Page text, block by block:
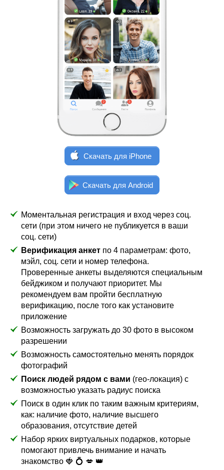
Скачать для iPhone
Скачать для Android
Моментальная регистрация и вход через соц.
сети (при этом ничего не публикуется в ваши
соц. сети)
Верификация анкет по 4 параметрам: фото,
мэйл, соц. сети и номер телефона.
Проверенные анкеты выделяются специальным
бейджиком и получают приоритет. Мы
рекомендуем вам пройти бесплатную
верификацию, после того как установите
приложение
Возможность загружать до 30 фото в высоком
разрешении
Возможность самостоятельно менять порядок
фотографий
Поиск людей рядом с вами (гео-локация) с
возможностью указать радиус поиска
Поиск в один клик по таким важным критериям,
как: наличие фото, наличие высшего
образования, отсутствие детей
Набор ярких виртуальных подарков, которые
помогают привлечь внимание и начать
знакомство 🍓 💍 💋 👑